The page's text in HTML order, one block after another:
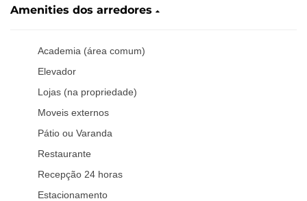
Amenities dos arredores
Academia (área comum)
Elevador
Lojas (na propriedade)
Moveis externos
Pátio ou Varanda
Restaurante
Recepção 24 horas
Estacionamento